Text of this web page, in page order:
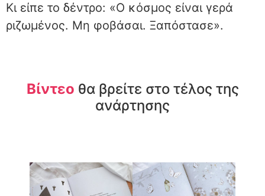
Κι είπε το δέντρο: «Ο κόσμος είναι γερά
ριζωμένος. Μη φοβάσαι. Ξαπόστασε».
Βίντεο θα βρείτε στο τέλος της
ανάρτησης